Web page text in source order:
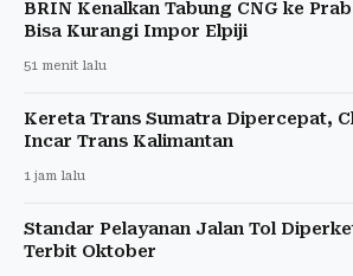
BRIN Kenalkan Tabung CNG ke
Bisa Kurangi Impor Elpiji
51 menit lalu
Kereta Trans Sumatra Dipercepat,
Incar Trans Kalimantan
1 jam lalu
Standar Pelayanan Jalan Tol
Terbit Oktober